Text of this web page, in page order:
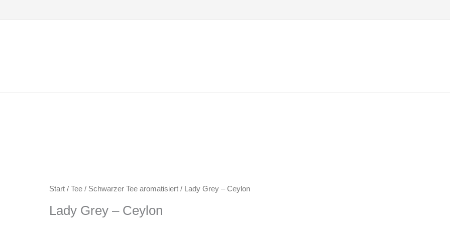
Inhalt
Start /Tee / Schwarzer Tee aromatisiert / Lady Grey – Ceylon
Lady Grey – Ceylon